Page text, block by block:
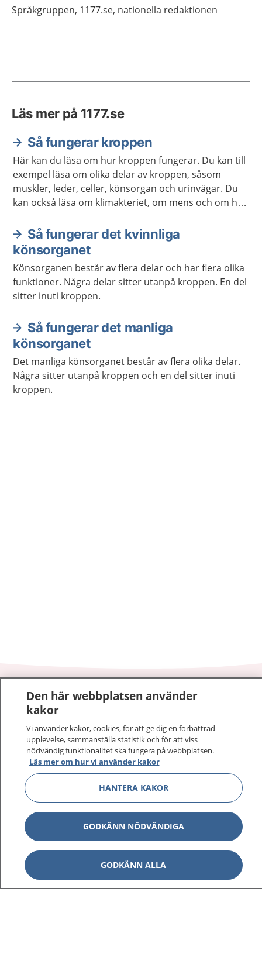
Språkgruppen, 1177.se, nationella redaktionen
Läs mer på 1177.se
Så fungerar kroppen
Här kan du läsa om hur kroppen fungerar. Du kan till
exempel läsa om olika delar av kroppen, såsom
muskler, leder, celler, könsorgan och urinvägar. Du
kan också läsa om klimakteriet, om mens och om hur
Så fungerar det kvinnliga
könsorganet
Könsorganen består av flera delar och har flera olika
funktioner. Några delar sitter utanpå kroppen. En del
sitter inuti kroppen.
Så fungerar det manliga
könsorganet
Det manliga könsorganet består av flera olika delar.
Några sitter utanpå kroppen och en del sitter inuti
kroppen.
1177–tryggt om din hälsa och vård
På 1177.se får du råd om hälsa och information om
sjukdomar och vilka mottagningar du kan kontakta.
Logga in för att läsa din journal och göra dina
vårdärenden. Ring telefonnummer 1177 för
sjukvårdsrådgivning dygnet runt.
1177 ger dig råd när du vill må bättre.
1177 på flera språk Visa
Den här webbplatsen använder
kakor
Vi använder kakor, cookies, för att ge dig en förbättrad
upplevelse, sammanställa statistik och för att viss
nödvändig funktionalitet ska fungera på webbplatsen.
Läs mer om hur vi använder kakor
HANTERA KAKOR
GODKÄNN NÖDVÄNDIGA
GODKÄNN ALLA